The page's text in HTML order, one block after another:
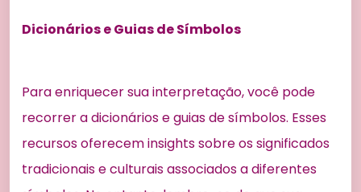
Dicionários e Guias de Símbolos
Para enriquecer sua interpretação, você pode
recorrer a dicionários e guias de símbolos. Esses
recursos oferecem insights sobre os significados
tradicionais e culturais associados a diferentes